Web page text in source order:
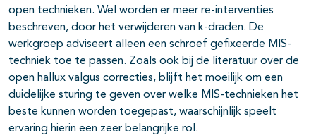
open technieken. Wel worden er meer re-interventies
beschreven, door het verwijderen van k-draden. De
werkgroep adviseert alleen een schroef gefixeerde MIS-
techniek toe te passen. Zoals ook bij de literatuur over de
open hallux valgus correcties, blijft het moeilijk om een
duidelijke sturing te geven over welke MIS-technieken het
beste kunnen worden toegepast, waarschijnlijk speelt
ervaring hierin een zeer belangrijke rol.